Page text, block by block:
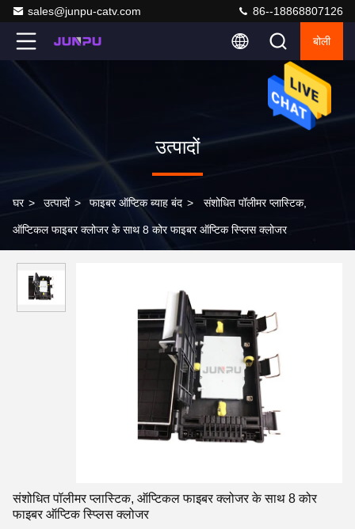
sales@junpu-catv.com 86--18868807126
बोली
उत्पादों
घर > उत्पादों > फाइबर ऑप्टिक ब्याह बंद > संशोधित पॉलीमर प्लास्टिक,
ऑप्टिकल फाइबर क्लोजर के साथ 8 कोर फाइबर ऑप्टिक स्प्लिस क्लोजर
संशोधित पॉलीमर प्लास्टिक, ऑप्टिकल फाइबर क्लोजर के साथ 8 कोर
फाइबर ऑप्टिक स्प्लिस क्लोजर